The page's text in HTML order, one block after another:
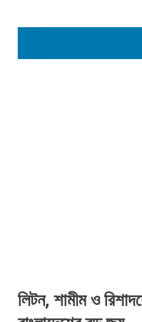
লিটন, শামীম ও